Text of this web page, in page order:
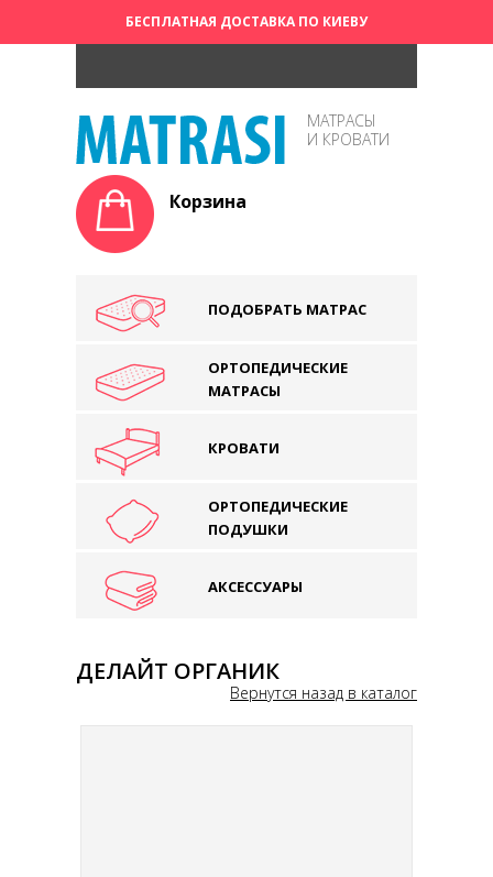
БЕСПЛАТНАЯ ДОСТАВКА ПО КИЕВУ
МАТРАСЫ
И КРОВАТИ
Корзина
ПОДОБРАТЬ МАТРАС
ОРТОПЕДИЧЕСКИЕ
МАТРАСЫ
КРОВАТИ
ОРТОПЕДИЧЕСКИЕ
ПОДУШКИ
АКСЕССУАРЫ
ДЕЛАЙТ ОРГАНИК
Вернутся назад в каталог